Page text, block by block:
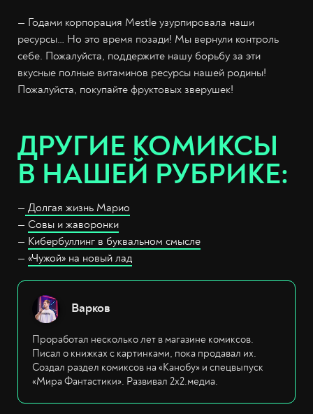
— Годами корпорация Mestle узурпировала наши
ресурсы… Но это время позади! Мы вернули контроль
себе. Пожалуйста, поддержите нашу борьбу за эти
вкусные полные витаминов ресурсы нашей родины!
Пожалуйста, покупайте фруктовых зверушек!
ДРУГИЕ КОМИКСЫ
В НАШЕЙ РУБРИКЕ:
— Долгая жизнь Марио
— Совы и жаворонки
— Кибербуллинг в буквальном смысле
— «Чужой» на новый лад
Варков
Проработал несколько лет в магазине комиксов.
Писал о книжках с картинками, пока продавал их.
Создал раздел комиксов на «Канобу» и спецвыпуск
«Мира Фантастики». Развивал 2х2.медиа.